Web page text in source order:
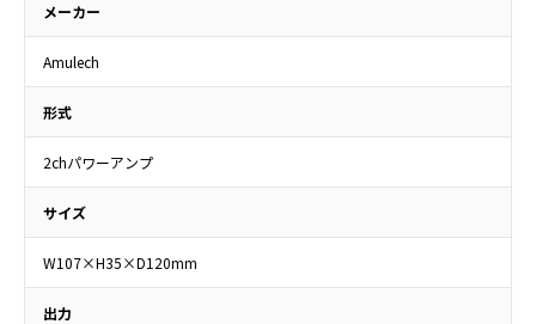
メーカー
Amulech
形式
2chパワーアンプ
サイズ
W107×H35×D120mm
出力